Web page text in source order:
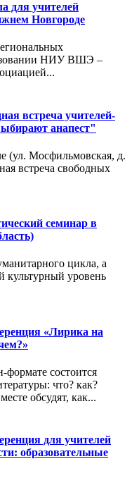
для учителей
Новгороде
НИУ ВШЭ –
встреча учителей-
анапест"
(ул. Мосфильмовская, д.
встреча свободных
семинар в
цикла, а
культурный уровень
«Лирика на
формате состоится
что? как?
обсудят, как...
для учителей
образовательные